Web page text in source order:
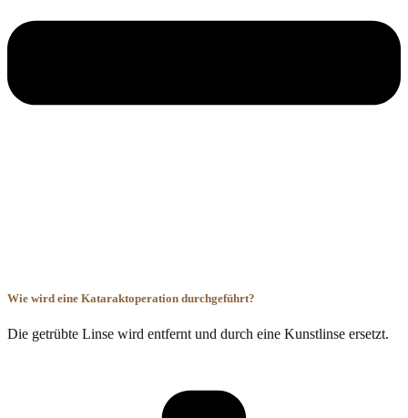
Wie wird eine Kataraktoperation durchgeführt?
Die getrübte Linse wird entfernt und durch eine Kunstlinse ersetzt.